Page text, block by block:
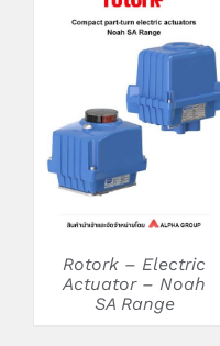
DETAILS
Rotork – Electric
Actuator – Noah
SA Range